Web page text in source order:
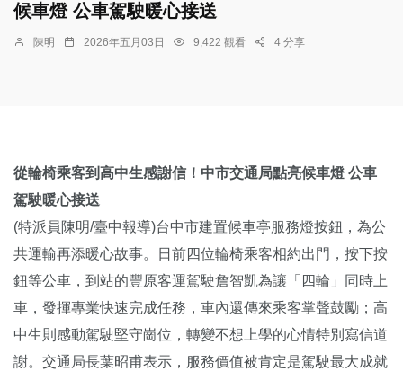
候車燈 公車駕駛暖心接送
陳明 2026年五月03日 9,422 觀看 4 分享
從輪椅乘客到高中生感謝信！中市交通局點亮候車燈 公車
駕駛暖心接送
(特派員陳明/臺中報導)台中市建置候車亭服務燈按鈕，為公
共運輸再添暖心故事。日前四位輪椅乘客相約出門，按下按
鈕等公車，到站的豐原客運駕駛詹智凱為讓「四輪」同時上
車，發揮專業快速完成任務，車內還傳來乘客掌聲鼓勵；高
中生則感動駕駛堅守崗位，轉變不想上學的心情特別寫信道
謝。交通局長葉昭甫表示，服務價值被肯定是駕駛最大成就